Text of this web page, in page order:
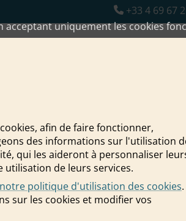
+33 4 69 67
temps ?
acceptant uniquement les cookies
afin de faire fonctionner,
des informations sur l'utilisation
qui les aideront à personnaliser
de leurs services.
notre politique d'utilisation des cookies.
sur les cookies et modifier vos